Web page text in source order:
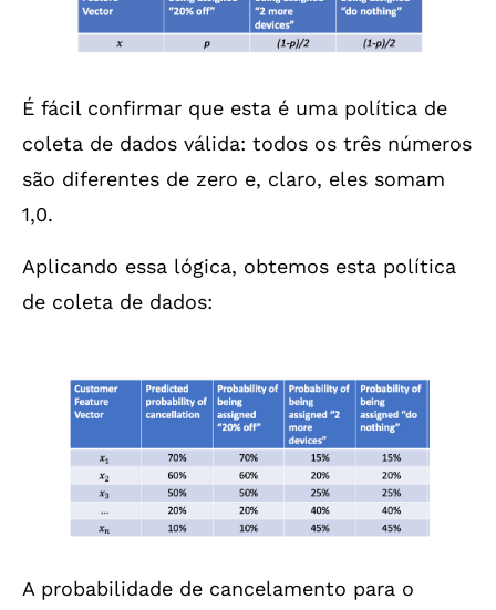
É fácil confirmar que esta é uma política de
coleta de dados válida: todos os três números
são diferentes de zero e, claro, eles somam
1,0.
Aplicando essa lógica, obtemos esta política
de coleta de dados:
A probabilidade de cancelamento para o